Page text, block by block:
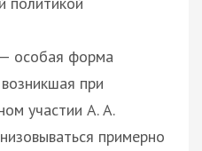
— особая форма
при
участии А. А.
примерно